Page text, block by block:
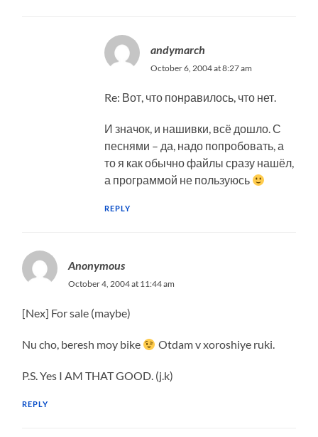
andymarch
October 6, 2004 at 8:27 am
Re: Вот, что понравилось, что нет.
И значок, и нашивки, всё дошло. С
песнями – да, надо попробовать, а
то я как обычно файлы сразу нашёл,
а программой не пользуюсь
REPLY
Anonymous
October 4, 2004 at 11:44 am
[Nex] For sale (maybe)
Nu cho, beresh moy bike Otdam v xoroshiye ruki.
P.S. Yes I AM THAT GOOD. (j.k)
REPLY